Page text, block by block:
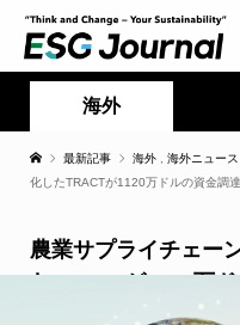
海外
最新記事 海外 海外ニュース
化したTRACTが1120万ドルの資金調
農業サプライチェー
たTRACTが1120万